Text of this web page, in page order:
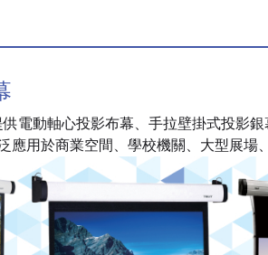
電動軸心投影布幕、手拉壁掛式投影
應用於商業空間、學校機關、大型展場